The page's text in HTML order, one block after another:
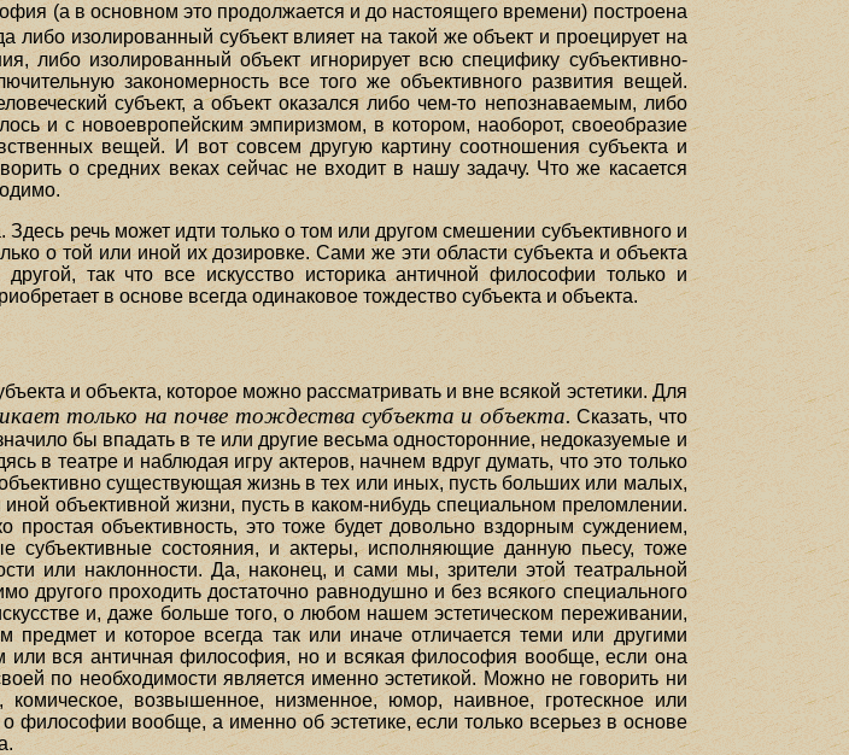
(а в основном это продолжается и до настоящего времени) построена
либо изолированный субъект влияет на такой же объект и проецирует на
либо изолированный объект игнорирует всю специфику субъективно-
закономерность все того же объективного развития вещей.
субъект, а объект оказался либо чем-то непознаваемым, либо
и с новоевропейским эмпиризмом, в котором, наоборот, своеобразие
вещей. И вот совсем другую картину соотношения субъекта и
о средних веках сейчас не входит в нашу задачу. Что же касается
Здесь речь может идти только о том или другом смешении субъективного и
о той или иной их дозировке. Сами же эти области субъекта и объекта
так что все искусство историка античной философии только и
в основе всегда одинаковое тождество субъекта и объекта.
и объекта, которое можно рассматривать и вне всякой эстетики. Для
только на почве тождества субъекта и объекта. Сказать, что
бы впадать в те или другие весьма односторонние, недоказуемые и
в театре и наблюдая игру актеров, начнем вдруг думать, что это только
существующая жизнь в тех или иных, пусть больших или малых,
объективной жизни, пусть в каком-нибудь специальном преломлении.
простая объективность, это тоже будет довольно вздорным суждением,
субъективные состояния, и актеры, исполняющие данную пьесу, тоже
или наклонности. Да, наконец, и сами мы, зрители этой театральной
проходить достаточно равнодушно и без всякого специального
и, даже больше того, о любом нашем эстетическом переживании,
и которое всегда так или иначе отличается теми или другими
или вся античная философия, но и всякая философия вообще, если она
по необходимости является именно эстетикой. Можно не говорить ни
комическое, возвышенное, низменное, юмор, наивное, гротескное или
философии вообще, а именно об эстетике, если только всерьез в основе